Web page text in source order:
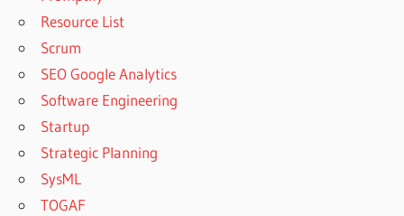
Resource List
Scrum
SEO Google Analytics
Software Engineering
Startup
Strategic Planning
SysML
TOGAF